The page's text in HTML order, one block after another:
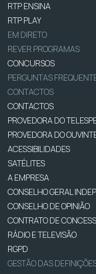
RTP ENSINA
RTP PLAY
EM DIRETO
REVER PROGRAMAS
CONCURSOS
PERGUNTAS
CONTACTOS
CONTACTOS
PROVEDORA DO
PROVEDORA DO
ACESSIBILIDADES
SATÉLITES
A EMPRESA
CONSELHO GERAL
CONSELHO DE OPINIÃO
CONTRATO DE
RÁDIO E TELEVISÃO
RGPD
GESTÃO DAS